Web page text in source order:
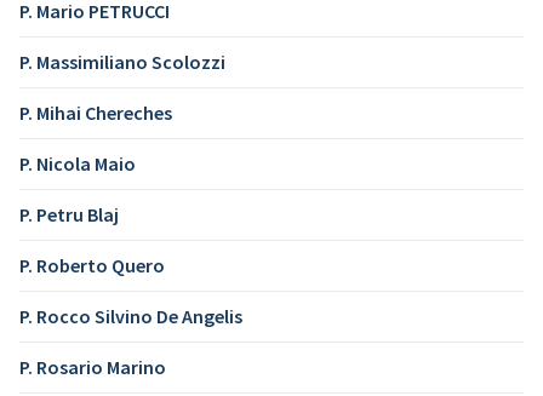
P. Mario PETRUCCI
P. Massimiliano Scolozzi
P. Mihai Chereches
P. Nicola Maio
P. Petru Blaj
P. Roberto Quero
P. Rocco Silvino De Angelis
P. Rosario Marino